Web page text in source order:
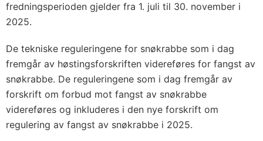
fredningsperioden gjelder fra 1. juli til 30. november i
2025.
De tekniske reguleringene for snøkrabbe som i dag
fremgår av høstingsforskriften videreføres for fangst av
snøkrabbe. De reguleringene som i dag fremgår av
forskrift om forbud mot fangst av snøkrabbe
videreføres og inkluderes i den nye forskrift om
regulering av fangst av snøkrabbe i 2025.